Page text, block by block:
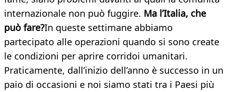
internazionale non può fuggire. Ma l’Italia, che
può fare?In queste settimane abbiamo
partecipato alle operazioni quando si sono create
le condizioni per aprire corridoi umanitari.
Praticamente, dall’inizio dell’anno è successo in un
paio di occasioni e noi siamo stati tra i Paesi più